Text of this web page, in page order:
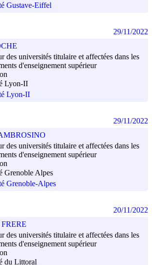
Gustave-Eiffel
des universités titulaire et affectées dans les
d'enseignement supérieur
Lyon-II
Lyon-II
29/11/2022
des universités titulaire et affectées dans les
d'enseignement supérieur
Grenoble Alpes
Grenoble-Alpes
29/11/2022
FRERE
des universités titulaire et affectées dans les
d'enseignement supérieur
du Littoral
20/11/2022